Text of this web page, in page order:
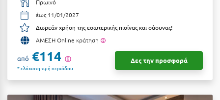
Καλαμπάκα
Κάλυμνος
Καμένα Βούρλα
Καρδάμαινα
Καρδαμύλη
Πρωινό
έως 11/01/2027
Δωρεάν χρήση της εσωτερικής πισίνας και σάουνας!
ΑΜΕΣΗ Online κράτηση
από €114
* ελάχιστη τιμή περιόδου
Δες την προσφορά